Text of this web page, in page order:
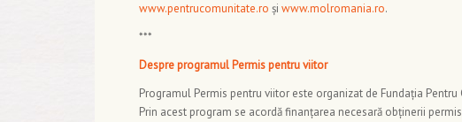
www.pentrucomunitate.ro și www.molromania.ro.
***
Despre programul Permis pentru viitor
Programul Permis pentru viitor este organizat de Fundația
Prin acest program se acordă finanțarea necesară obținerii